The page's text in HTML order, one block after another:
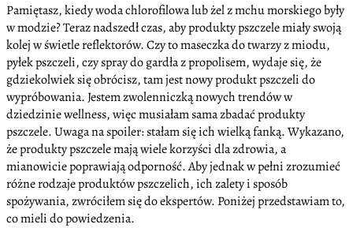
Pamiętasz, kiedy woda chlorofilowa lub żel z mchu morskiego były
w modzie? Teraz nadszedł czas, aby produkty pszczele miały swoją
kolej w świetle reflektorów. Czy to maseczka do twarzy z miodu,
pyłek pszczeli, czy spray do gardła z propolisem, wydaje się, że
gdziekolwiek się obrócisz, tam jest nowy produkt pszczeli do
wypróbowania. Jestem zwolenniczką nowych trendów w
dziedzinie wellness, więc musiałam sama zbadać produkty
pszczele. Uwaga na spoiler: stałam się ich wielką fanką. Wykazano,
że produkty pszczele mają wiele korzyści dla zdrowia, a
mianowicie poprawiają odporność. Aby jednak w pełni zrozumieć
różne rodzaje produktów pszczelich, ich zalety i sposób
spożywania, zwróciłem się do ekspertów. Poniżej przedstawiam to,
co mieli do powiedzenia.